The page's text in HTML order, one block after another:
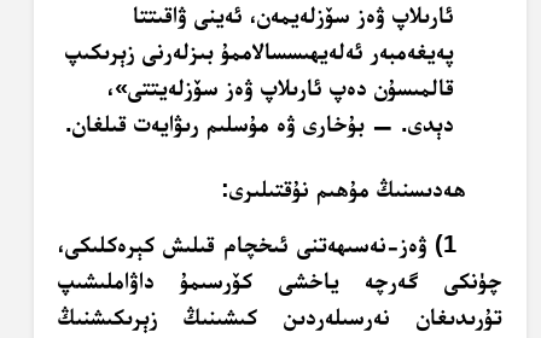
ئارىلاپ ۋەز سۆزلەيمەن، ئەينى ۋاقىتتا
پەيغەمبەر ئەلەيھىسسالاممۇ بىزلەرنى زېرىكىپ
قالمىسۇن دەپ ئارىلاپ ۋەز سۆزلەيتتى»،
دېدى. — بۇخارى ۋە مۇسلىم رىۋايەت قىلغان.
ھەدىسنىڭ مۇھىم نۇقتىلىرى:
1) ۋەز-نەسىھەتنى ئىخچام قىلىش كېرەكلىكى،
چۈنكى گەرچە ياخشى كۆرسىمۇ داۋاملىشىپ
تۇرىدىغان نەرسىلەردىن كىشىنىڭ زېرىكىشنىڭ